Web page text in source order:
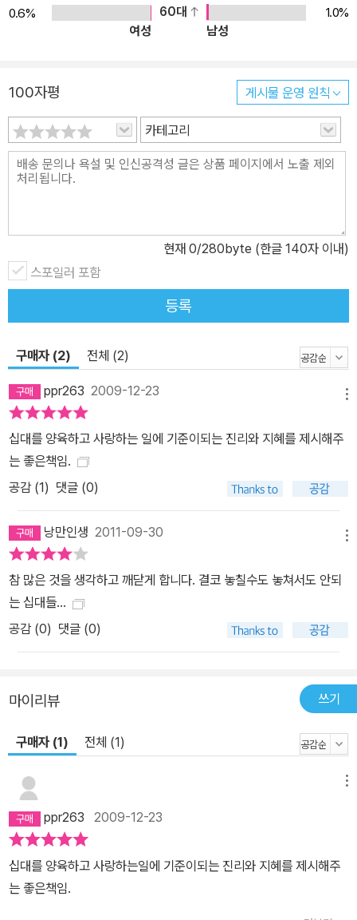
기획 보도를 내보내고 있다. 그뿐 아니라 십대와 관련한 책들도 해마
다 적잖은 양이 나오고 있다. 인터넷 서점에 들어가서 검색어 ‘십대’
이건 책이건 그 대부분이 청소년을 해결해야 할 ‘문제’나 교화시켜야
할 대상으로 바라보고 접근한다는 점이다. 아니면 청소년을 부모 세
대의 욕망을 투사하여 사회적 성공의 표상이 되게 하는 ‘비결’을 제시
하거나, 가르치고 이끌어 주어야 하는 ‘미숙아’로 보아 무슨 교육 방법
이니 양육 기술 등을 전수하려 한다는 점이다. 그런 점에서 세계적인
영성신학자 유진 피터슨의 《거북한 십대, 거룩한 십대》(Like Dew Y
기에 있는 청소년 세대만이 성장해야 하는 것이 아니라, 인생의 중년
에 접어들면서 생기를 잃고 진부해져 가는 부모 세대가 그들과 함께
성장을 공유하고 나눔으로써 함께 성장하는 기쁨을 누려야 한다는 것
이다. 이 책은 바로 그 기쁨을 두 세대가 함께 경험할 수 있도록 부모
세대를 초청하고 있다.
0.6%
60대
1.0%
여성
남성
100자평 게시물 운영 원칙
카테고리
현재 0/280byte (한글 140자 이내)
스포일러 포함
등록
구매자 (2) 전체 (2)
ppr263 2009-12-23
십대를 양육하고 사랑하는 일에 기준이되는 진리와 지혜를 제시해주
는 좋은책임.
공감 (1) 댓글 (0)
낭만인생 2011-09-30
참 많은 것을 생각하고 깨닫게 합니다. 결코 놓칠수도 놓쳐서도 안되
는 십대들...
공감 (0) 댓글 (0)
마이리뷰 쓰기
구매자 (1) 전체 (1)
ppr263 2009-12-23
십대를 양육하고 사랑하는일에 기준이되는 진리와 지혜를 제시해주
는 좋은책임.